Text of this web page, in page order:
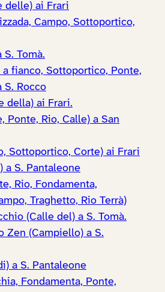
delle) ai Frari
Campo, Sottoportico,
Tomà.
a fianco, Sottoportico, Ponte,
S. Rocco
della) ai Frari.
Ponte, Rio, Calle) a San
Sottoportico, Corte) ai Frari
a S. Pantaleone
Rio, Fondamenta,
Traghetto, Rio Terrà)
(Calle del) a S. Tomà.
Zen (Campiello) a S.
a S. Pantaleone
Fondamenta, Ponte,